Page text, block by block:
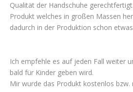
Qualität der Handschuhe
Produkt welches in großen Massen
dadurch in der Produktion schon
Ich empfehle es auf jeden Fall weiter
bald für Kinder geben wird.
Mir wurde das Produkt kostenlos bzw.